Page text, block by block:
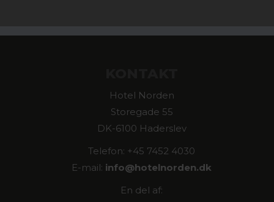
Hotel Norden
Storegade 55
DK-6100 Haderslev
Telefon: +45 7452 4030
E-mail: info@hotelnorden.dk
En del af: